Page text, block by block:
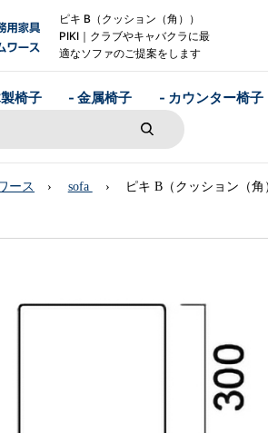
ピキ B（クッション（角））
PIKI｜クラブやキャバクラに最
適なソファのご提案をします
椅子 - 金属椅子 - カウンター椅子
ース sofa ピキ B（クッション（